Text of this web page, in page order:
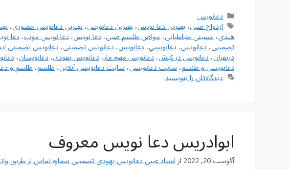
دسته‌ها
دعانویس
برچسب‌ها
ازدواج صبی،بهترین دعا نویس،بهترین دعانویس،بهترین دعانویس حضوری،
هندی،حسینی طباطبایی،خواص طلسم صبی،دعا نویس،دعا نویس خوب،دعا
تضمینی،دعانويس،دعانويسي،دعانویس،دعانویس تضمینی،دعانویس تضمینی
درتهران،دعانویس در کیش،دعانویس مهره مار،دعانویس یهودی،دعانویسان،
دعانویسی و طلسم،سایت دعانویسی،سایت دعانویسی آنلاین،طلسم،طلسم و
دیدگاه‌تان را بنویسید
ابوادریس دعا نویس معروف
آگوست 20, 2022 ازاستاد غیبی دعانویس یهودی تضمینی شماره تماس از طریق واتس آپ